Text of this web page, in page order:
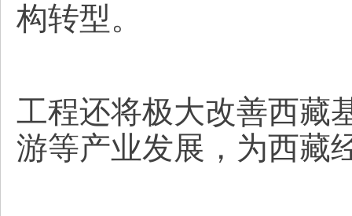
构转型。
工程还将极大改善西藏
游等产业发展，为西藏